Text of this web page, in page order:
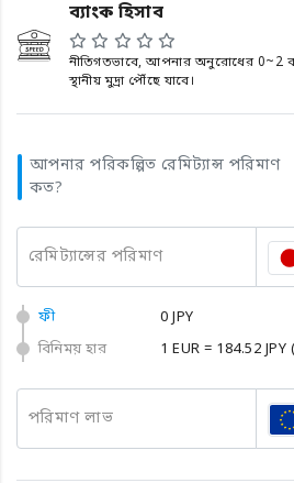
ব্যাংক হিসাব
নীতিগতভাবে, আপনার অনুরোধের 0~2
স্থানীয় মুদ্রা পৌঁছে যাবে।
আপনার পরিকল্পিত রেমিট্যান্স পরিমাণ
কত?
রেমিট্যান্সের পরিমাণ
ফী
0 JPY
বিনিময় হার
1 EUR = 184.52 JPY
পরিমাণ লাভ